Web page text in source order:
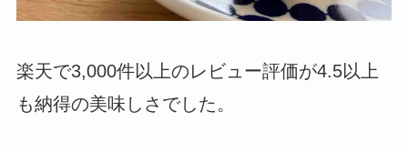
楽天で3,000件以上のレビュー評価が4.5以上
も納得の美味しさでした。